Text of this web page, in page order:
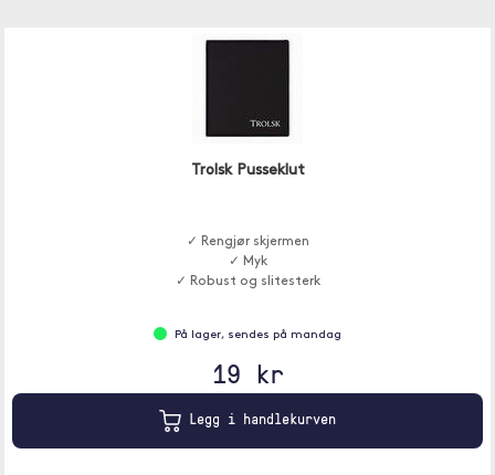
Trolsk Pusseklut
✓ Rengjør skjermen
✓ Myk
✓ Robust og slitesterk
På lager, sendes på mandag
19 kr
Legg i handlekurven